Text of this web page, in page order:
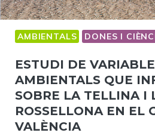
AMBIENTALS DONES I
ESTUDI DE
AMBIENTALS QUE
SOBRE LA TELLINA I
ROSSELLONA EN EL
VALÈNCIA